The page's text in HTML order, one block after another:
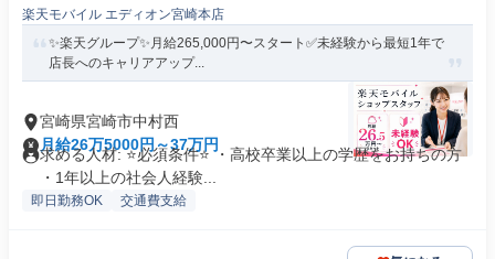
楽天モバイル エディオン宮崎本店
✨楽天グループ✨月給265,000円〜スタート✅未経験から最短1年で
店長へのキャリアアップ...
宮崎県宮崎市中村西
月給26万5000円～37万円
求める人材: ⭐必須条件⭐ ・高校卒業以上の学歴をお持ちの方
・1年以上の社会人経験...
即日勤務OK 交通費支給